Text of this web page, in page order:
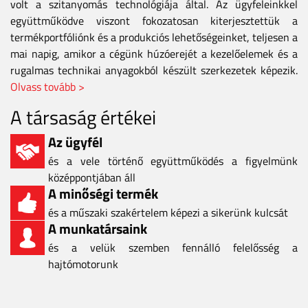
volt a szitanyomás technológiája által. Az ügyfeleinkkel
együttműködve viszont fokozatosan kiterjesztettük a
termékportfóliónk és a produkciós lehetőségeinket, teljesen a
mai napig, amikor a cégünk húzóerejét a kezelőelemek és a
rugalmas technikai anyagokból készült szerkezetek képezik.
Olvass tovább >
A társaság értékei
Az ügyfél
és a vele történő együttműködés a figyelmünk
középpontjában áll
A minőségi termék
és a műszaki szakértelem képezi a sikerünk kulcsát
A munkatársaink
és a velük szemben fennálló felelősség a
hajtómotorunk